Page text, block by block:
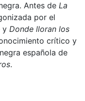
Antes de La
por el
y Donde lloran los
crítico y
española de
.